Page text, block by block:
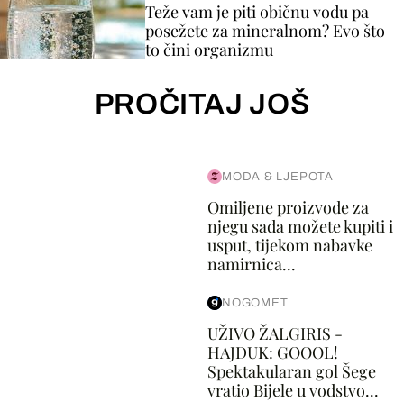
Teže vam je piti običnu vodu pa
posežete za mineralnom? Evo što
to čini organizmu
PROČITAJ JOŠ
MODA & LJEPOTA
Omiljene proizvode za
njegu sada možete kupiti i
usput, tijekom nabavke
namirnica...
NOGOMET
UŽIVO ŽALGIRIS -
HAJDUK: GOOOL!
Spektakularan gol Šege
vratio Bijele u vodstvo...